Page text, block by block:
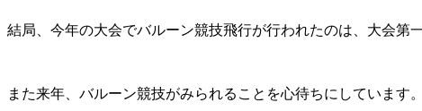
結局、今年の大会でバルーン競技飛行が行われたのは、大会第
また来年、バルーン競技がみられることを心待ちにしています。